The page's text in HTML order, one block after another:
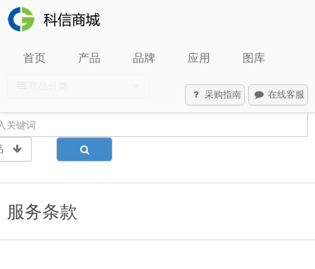
首页 产品 品牌 应用 图库
采购指南 在线客服
服务条款